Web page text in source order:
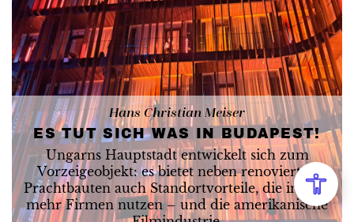
Hans Christian Meiser
ES TUT SICH WAS IN BUDAPEST!
Ungarns Hauptstadt entwickelt sich zum
Vorzeigeobjekt: es bietet neben renovierten
Prachtbauten auch Standortvorteile, die immer
mehr Firmen nutzen – und die amerikanische